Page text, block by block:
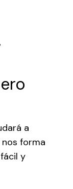
a
nos forma
y